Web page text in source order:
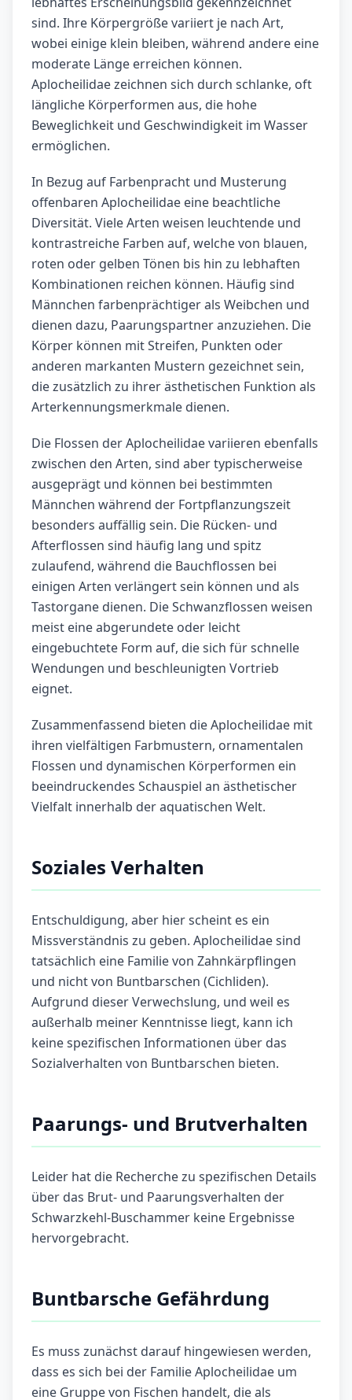
sind. Ihre Körpergröße variiert je nach Art,
wobei einige klein bleiben, während andere eine
moderate Länge erreichen können.
Aplocheilidae zeichnen sich durch schlanke, oft
längliche Körperformen aus, die hohe
Beweglichkeit und Geschwindigkeit im Wasser
ermöglichen.
In Bezug auf Farbenpracht und Musterung
offenbaren Aplocheilidae eine beachtliche
Diversität. Viele Arten weisen leuchtende und
kontrastreiche Farben auf, welche von blauen,
roten oder gelben Tönen bis hin zu lebhaften
Kombinationen reichen können. Häufig sind
Männchen farbenprächtiger als Weibchen und
dienen dazu, Paarungspartner anzuziehen. Die
Körper können mit Streifen, Punkten oder
anderen markanten Mustern gezeichnet sein,
die zusätzlich zu ihrer ästhetischen Funktion als
Arterkennungsmerkmale dienen.
Die Flossen der Aplocheilidae variieren ebenfalls
zwischen den Arten, sind aber typischerweise
ausgeprägt und können bei bestimmten
Männchen während der Fortpflanzungszeit
besonders auffällig sein. Die Rücken- und
Afterflossen sind häufig lang und spitz
zulaufend, während die Bauchflossen bei
einigen Arten verlängert sein können und als
Tastorgane dienen. Die Schwanzflossen weisen
meist eine abgerundete oder leicht
eingebuchtete Form auf, die sich für schnelle
Wendungen und beschleunigten Vortrieb
eignet.
Zusammenfassend bieten die Aplocheilidae mit
ihren vielfältigen Farbmustern, ornamentalen
Flossen und dynamischen Körperformen ein
beeindruckendes Schauspiel an ästhetischer
Vielfalt innerhalb der aquatischen Welt.
Soziales Verhalten
Entschuldigung, aber hier scheint es ein
Missverständnis zu geben. Aplocheilidae sind
tatsächlich eine Familie von Zahnkärpflingen
und nicht von Buntbarschen (Cichliden).
Aufgrund dieser Verwechslung, und weil es
außerhalb meiner Kenntnisse liegt, kann ich
keine spezifischen Informationen über das
Sozialverhalten von Buntbarschen bieten.
Paarungs- und Brutverhalten
Leider hat die Recherche zu spezifischen Details
über das Brut- und Paarungsverhalten der
Schwarzkehl-Buschammer keine Ergebnisse
hervorgebracht.
Buntbarsche Gefährdung
Es muss zunächst darauf hingewiesen werden,
dass es sich bei der Familie Aplocheilidae um
eine Gruppe von Fischen handelt, die als